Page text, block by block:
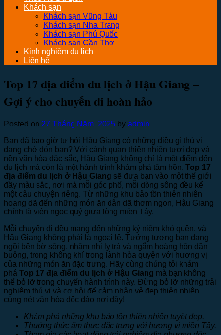
Khách sạn
Khách sạn Vũng Tàu
Khách sạn Nha Trang
Khách sạn Phú Quốc
Khách sạn Cần Thơ
Kinh nghiệm du lịch
Liên hệ
Top 17 địa điểm du lịch ở Hậu Giang –
Gợi ý cho chuyến đi hoàn hảo
Posted on 27 Tháng Năm, 2025 by admin
Bạn đã bao giờ tự hỏi Hậu Giang có những điều gì thú vị
đang chờ đón bạn? Với cảnh quan thiên nhiên tươi đẹp và
nền văn hóa đặc sắc, Hậu Giang không chỉ là một điểm đến
du lịch mà còn là một hành trình khám phá tâm hồn. Top 17
địa điểm du lịch ở Hậu Giang sẽ đưa bạn vào một thế giới
đầy màu sắc, nơi mà mỗi góc phố, mỗi dòng sông đều kể
một câu chuyện riêng. Từ những khu bảo tồn thiên nhiên
hoang dã đến những món ăn dân dã thơm ngon, Hậu Giang
chính là viên ngọc quý giữa lòng miền Tây.
Mỗi chuyến đi đều mang đến những kỷ niệm khó quên, và
Hậu Giang không phải là ngoại lệ. Tưởng tượng bạn đang
ngồi bên bờ sông, nhâm nhi ly trà và ngắm hoàng hôn dần
buông, trong không khí trong lành hòa quyện với hương vị
của những món ăn đặc trưng. Hãy cùng chúng tôi khám
phá Top 17 địa điểm du lịch ở Hậu Giang mà bạn không
thể bỏ lỡ trong chuyến hành trình này. Đừng bỏ lỡ những trải
nghiệm thú vị và cơ hội để cảm nhận vẻ đẹp thiên nhiên
cùng nét văn hóa độc đáo nơi đây!
Khám phá những khu bảo tồn thiên nhiên tuyệt đẹp.
Thưởng thức ẩm thực đặc trưng với hương vị miền Tây.